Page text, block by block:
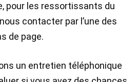
pour les ressortissants du
contacter par l’une des
de page.
un entretien téléphonique